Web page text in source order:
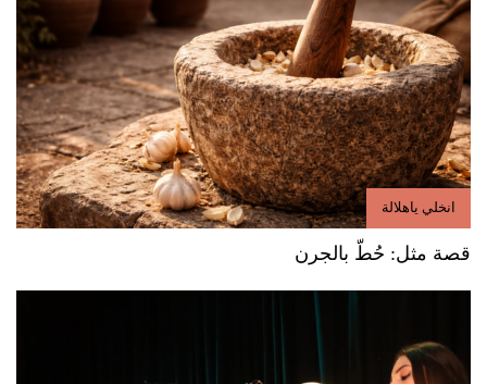
انخلي ياهلالة
قصة مثل: حُطّ بالجرن